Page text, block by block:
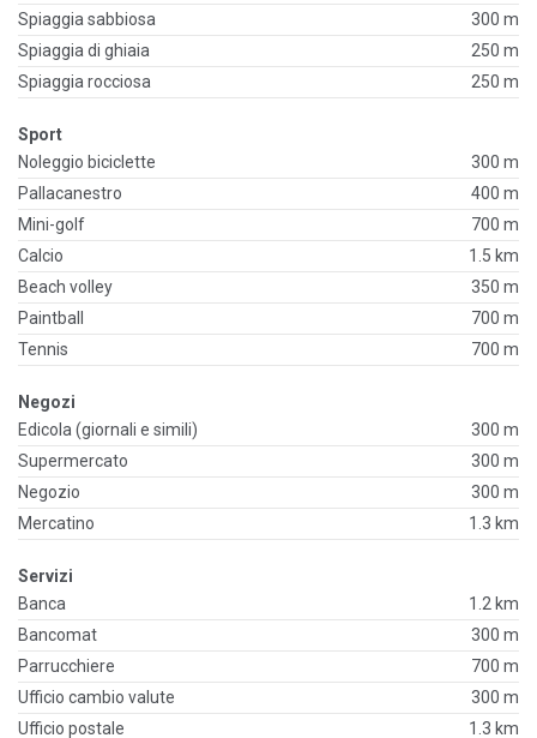
Spiaggia sabbiosa
300 m
Spiaggia di ghiaia
250 m
Spiaggia rocciosa
250 m
Sport
Noleggio biciclette
300 m
Pallacanestro
400 m
Mini-golf
700 m
Calcio
1.5 km
Beach volley
350 m
Paintball
700 m
Tennis
700 m
Negozi
Edicola (giornali e simili)
300 m
Supermercato
300 m
Negozio
300 m
Mercatino
1.3 km
Servizi
Banca
1.2 km
Bancomat
300 m
Parrucchiere
700 m
Ufficio cambio valute
300 m
Ufficio postale
1.3 km